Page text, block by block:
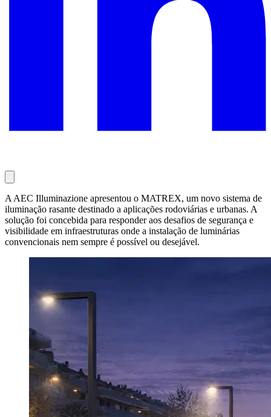
A AEC Illuminazione apresentou o MATREX, um novo sistema de
iluminação rasante destinado a aplicações rodoviárias e urbanas. A
solução foi concebida para responder aos desafios de segurança e
visibilidade em infraestruturas onde a instalação de luminárias
convencionais nem sempre é possível ou desejável.